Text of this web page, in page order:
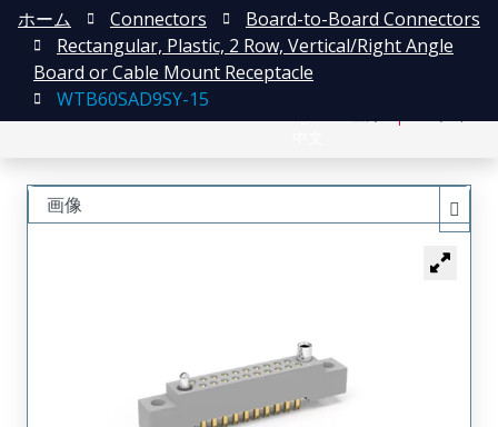
ホーム Connectors
Board-to-Board Connectors
Rectangular, Plastic, 2 Row, Vertical/Right Angle
Board or Cable Mount Receptacle
WTB60SAD9SY-15
画像